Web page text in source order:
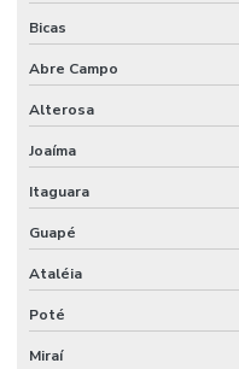
Bicas
Abre Campo
Alterosa
Joaíma
Itaguara
Guapé
Ataléia
Poté
Miraí